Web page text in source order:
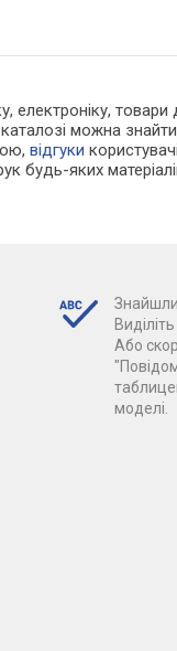
електроніку,
можна
відгуки
будь-яких
Знайшли
Або
моделі.